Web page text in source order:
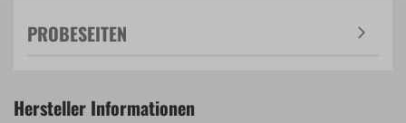
PROBESEITEN
Hersteller Informationen